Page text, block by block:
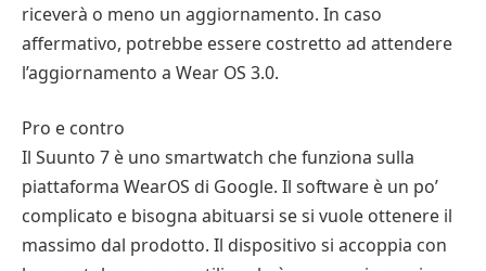
riceverà o meno un aggiornamento. In caso
affermativo, potrebbe essere costretto ad attendere
l’aggiornamento a Wear OS 3.0.
Pro e contro
Il Suunto 7 è uno smartwatch che funziona sulla
piattaforma WearOS di Google. Il software è un po’
complicato e bisogna abituarsi se si vuole ottenere il
massimo dal prodotto. Il dispositivo si accoppia con